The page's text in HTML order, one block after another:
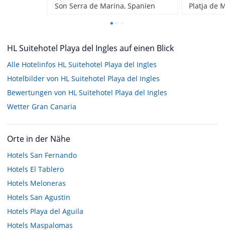
Son Serra de Marina, Spanien
HL Suitehotel Playa del Ingles auf einen Blick
Alle Hotelinfos HL Suitehotel Playa del Ingles
Hotelbilder von HL Suitehotel Playa del Ingles
Bewertungen von HL Suitehotel Playa del Ingles
Wetter Gran Canaria
Orte in der Nähe
Hotels San Fernando
Hotels El Tablero
Hotels Meloneras
Hotels San Agustin
Hotels Playa del Aguila
Hotels Maspalomas